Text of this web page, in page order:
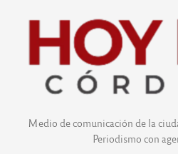
Medio de comunicación de la
Periodismo con